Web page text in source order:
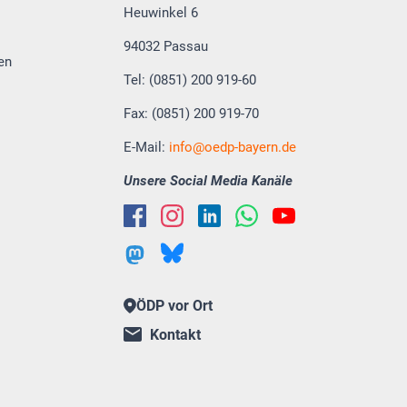
Heuwinkel 6
94032 Passau
Tel: (0851) 200 919-60
Fax: (0851) 200 919-70
E-Mail: info oedp-bayern.de
Unsere Social Media Kanäle
ÖDP vor Ort
Kontakt